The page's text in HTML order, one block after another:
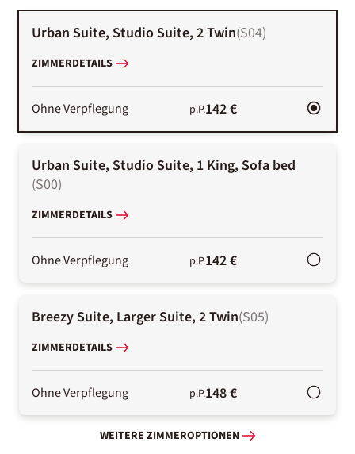
Urban Suite, Studio Suite, 2 Twin(S04)
ZIMMERDETAILS
Ohne Verpflegung p.P.142 €
Urban Suite, Studio Suite, 1 King, Sofa bed
(S00)
ZIMMERDETAILS
Ohne Verpflegung p.P.142 €
Breezy Suite, Larger Suite, 2 Twin(S05)
ZIMMERDETAILS
Ohne Verpflegung p.P.148 €
WEITERE ZIMMEROPTIONEN